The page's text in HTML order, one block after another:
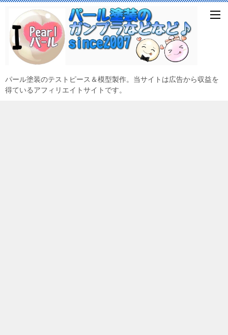
パール塗装のテストピース＆模型製作。当サイトは広告から収益を
得ているアフィリエイトサイトです。